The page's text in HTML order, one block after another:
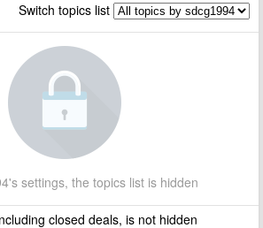
Switch topics list
settings, the topics list is hidden
closed deals, is not hidden